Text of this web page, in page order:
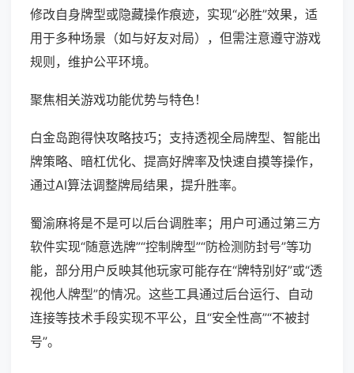
修改自身牌型或隐藏操作痕迹，实现“必胜”效果，适
用于多种场景（如与好友对局），但需注意遵守游戏
规则，维护公平环境。
聚焦相关游戏功能优势与特色！
白金岛跑得快攻略技巧；支持透视全局牌型、智能出
牌策略、暗杠优化、提高好牌率及快速自摸等操作，
通过AI算法调整牌局结果，提升胜率。
蜀渝麻将是不是可以后台调胜率；用户可通过第三方
软件实现“随意选牌”“控制牌型”“防检测防封号”等功
能，部分用户反映其他玩家可能存在“牌特别好”或“透
视他人牌型”的情况。这些工具通过后台运行、自动
连接等技术手段实现不平公，且“安全性高”“不被封
号”。